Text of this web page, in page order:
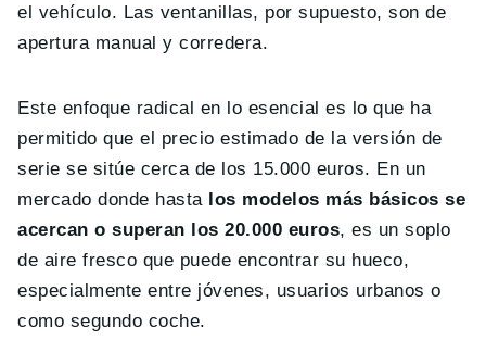
el vehículo. Las ventanillas, por supuesto, son de
apertura manual y corredera.
Este enfoque radical en lo esencial es lo que ha
permitido que el precio estimado de la versión de
serie se sitúe cerca de los 15.000 euros. En un
mercado donde hasta los modelos más básicos se
acercan o superan los 20.000 euros, es un soplo
de aire fresco que puede encontrar su hueco,
especialmente entre jóvenes, usuarios urbanos o
como segundo coche.